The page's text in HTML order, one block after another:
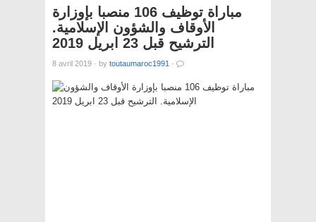
مباراة توظيف 106 منصبا بإوزارة
الأوقاف والشؤون الإسلامية.
الترشيح قبل 23 ابريل 2019
8 avril 2019 · by toutaumaroc1991 ·